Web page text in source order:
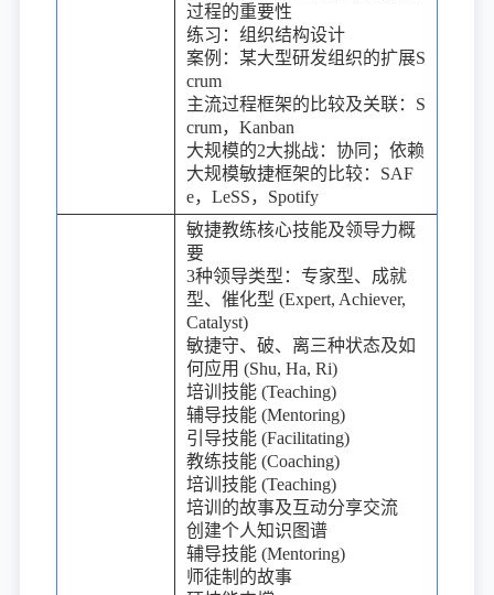
过程的重要性
练习：组织结构设计
案例：某大型研发组织的扩展S
crum
主流过程框架的比较及关联：S
crum，Kanban
大规模的2大挑战：协同；依赖
大规模敏捷框架的比较：SAF
e，LeSS，Spotify
敏捷教练核心技能及领导力概
要
3种领导类型：专家型、成就
型、催化型 (Expert, Achiever,
Catalyst)
敏捷守、破、离三种状态及如
何应用 (Shu, Ha, Ri)
培训技能 (Teaching)
辅导技能 (Mentoring)
引导技能 (Facilitating)
教练技能 (Coaching)
培训技能 (Teaching)
培训的故事及互动分享交流
创建个人知识图谱
辅导技能 (Mentoring)
师徒制的故事